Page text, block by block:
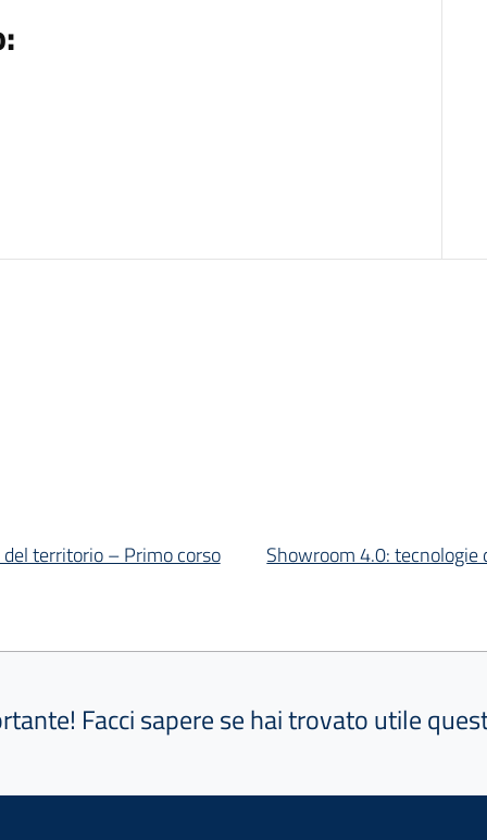
territorio – Primo corso Showroom 4.0:
Facci sapere se hai trovato utile